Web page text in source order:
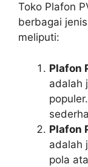
Toko Plafon
berbagai
meliputi:
Plafon
adalah
Plafon
adalah
pola